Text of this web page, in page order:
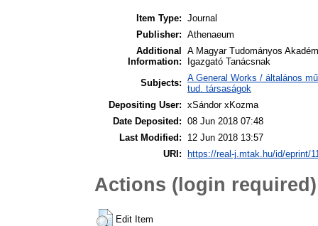
Item Type: Journal
Publisher: Athenaeum
Additional
Information:
A Magyar Tudományos
Igazgató Tanácsnak
Subjects: A General Works / általános
tud. társaságok
Depositing User: xSándor xKozma
Date Deposited: 08 Jun 2018 07:48
Last Modified:
12 Jun 2018 13:57
URI: https://real-j.mtak.hu/id/eprint/
Actions (login required)
Edit Item